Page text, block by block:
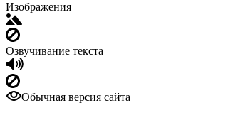
Изображения
Озвучивание текста
Обычная версия сайта